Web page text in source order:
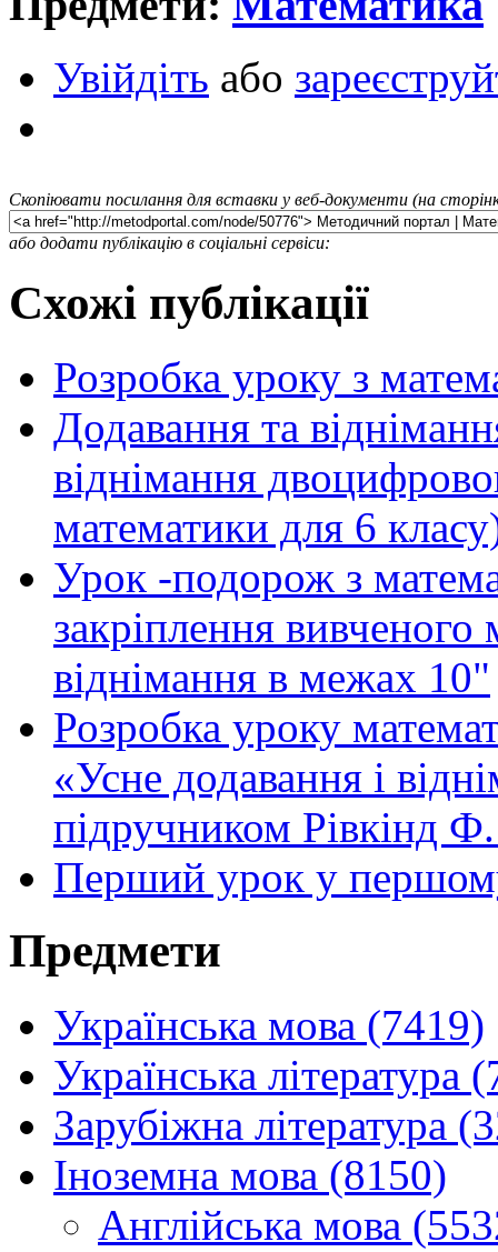
Увійдіть або
Скопіювати посилання для вставки у веб-документи (на
або додати публікацію в соціальні сервіси:
Схожі публікації
Розробка уроку з
Додавання та
віднімання
математики для 6
Урок -подорож з
закріплення
віднімання в межах 10"
Розробка уроку
«Усне додавання і
підручником Рівкінд
Перший урок у
Предмети
Українська мова (7419)
Українська література
Зарубіжна література
Іноземна мова (8150)
Англійська мова